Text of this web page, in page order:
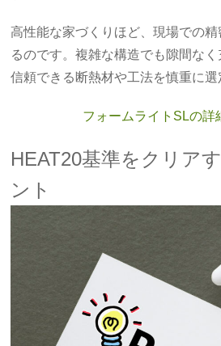
高性能な家づくりほど、現場での
るのです。複雑な構造でも隙間なく
信頼できる断熱材や工法を慎重に選
フォームライトSLの詳
HEAT20基準をクリア
ント